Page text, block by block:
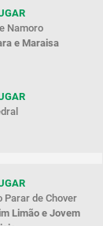
Namoro
e Maraisa
Parar de Chover
Limão e Jovem